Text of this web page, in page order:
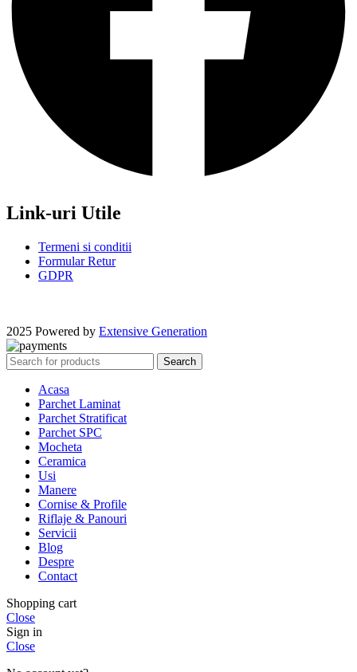
Link-uri Utile
Termeni si conditii
Formular Retur
GDPR
2025 Powered by Extensive Generation
Search
Acasa
Parchet Laminat
Parchet Stratificat
Parchet SPC
Mocheta
Ceramica
Usi
Manere
Cornise & Profile
Riflaje & Panouri
Servicii
Blog
Despre
Contact
Shopping cart
Close
Sign in
Close